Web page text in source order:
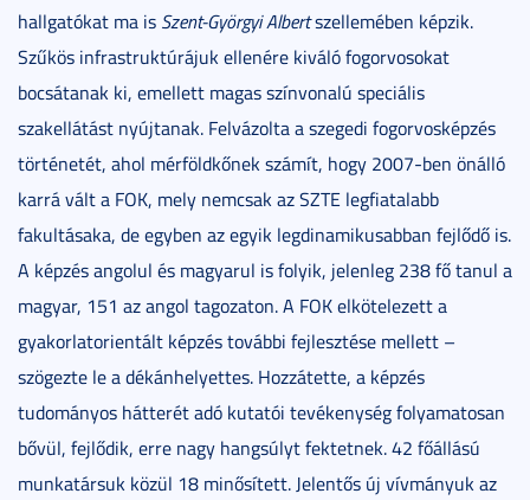
hallgatókat ma is Szent-Györgyi Albertszellemében képzik.
Szűkös infrastruktúrájuk ellenére kiváló fogorvosokat
bocsátanak ki, emellett magas színvonalú speciális
szakellátást nyújtanak. Felvázolta a szegedi fogorvosképzés
történetét, ahol mérföldkőnek számít, hogy 2007-ben önálló
karrá vált a FOK, mely nemcsak az SZTE legfiatalabb
fakultásaka, de egyben az egyik legdinamikusabban fejlődő is.
A képzés angolul és magyarul is folyik, jelenleg 238 fő tanul a
magyar, 151 az angol tagozaton. A FOK elkötelezett a
gyakorlatorientált képzés további fejlesztése mellett –
szögezte le a dékánhelyettes. Hozzátette, a képzés
tudományos hátterét adó kutatói tevékenység folyamatosan
bővül, fejlődik, erre nagy hangsúlyt fektetnek. 42 főállású
munkatársuk közül 18 minősített. Jelentős új vívmányuk az